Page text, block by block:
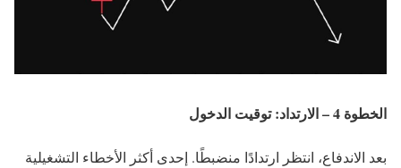
الخطوة 4 – الارتداد: توقيت الدخول
بعد الاندفاع، انتظر ارتدادًا منضبطًا. إحدى أكثر الأخطاء التشغيلية